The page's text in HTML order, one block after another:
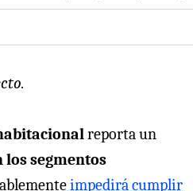
reporta un
los segmentos
impedirá cumplir